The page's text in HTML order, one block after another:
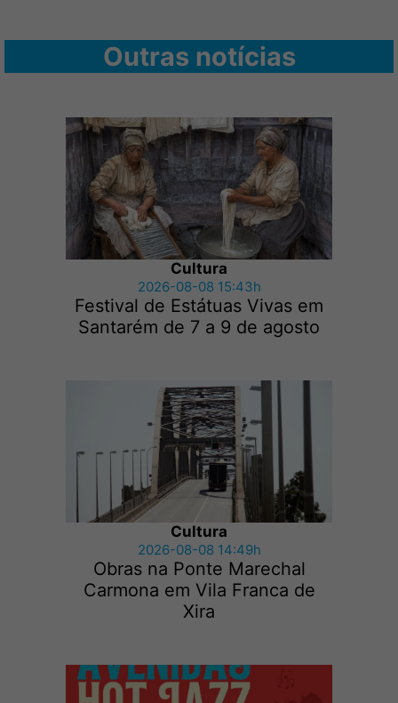
Outras notícias
Cultura
2026-08-08 15:43h
Festival de Estátuas Vivas em
Santarém de 7 a 9 de agosto
Cultura
2026-08-08 14:49h
Obras na Ponte Marechal
Carmona em Vila Franca de
Xira